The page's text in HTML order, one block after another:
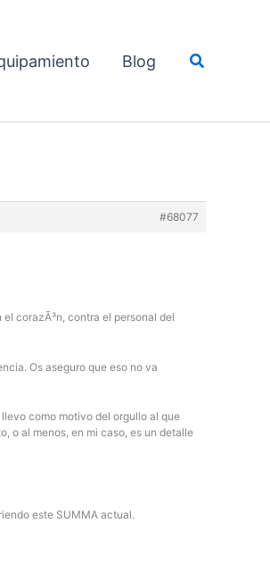
Blog Buscar
#68077
corazÃ³n, contra el personal del
Os aseguro que eso no va
como motivo del orgullo al que
o al menos, en mi caso, es un detalle
este SUMMA actual.